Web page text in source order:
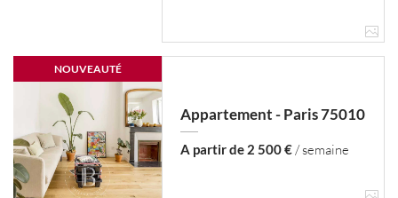
NOUVEAUTÉ
Appartement - Paris 75010
A partir de 2 500 €/ semaine